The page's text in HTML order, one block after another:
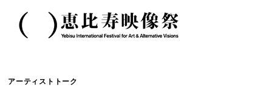
アーティストトーク